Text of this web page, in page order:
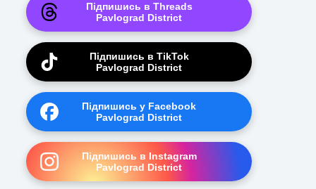
Підпишись в Threads
Pavlograd District
Підпишись в TikTok
Pavlograd District
Підпишись у Facebook
Pavlograd District
Підпишись в Instagram
Pavlograd District